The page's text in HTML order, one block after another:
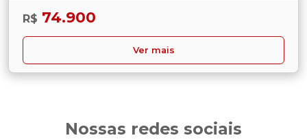
R$ 74.900
Ver mais
Nossas redes sociais